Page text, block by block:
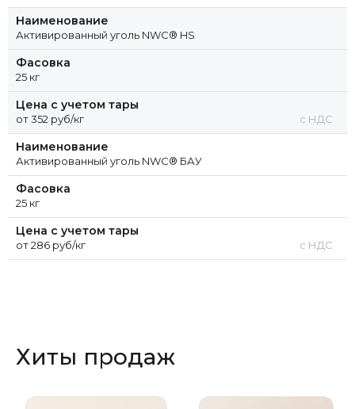
Наименование
Активированный уголь NWC® HS
Фасовка
25 кг
Цена с учетом тары
от 352 руб/кг с НДС
Наименование
Активированный уголь NWC® БАУ
Фасовка
25 кг
Цена с учетом тары
от 286 руб/кг с НДС
Хиты продаж